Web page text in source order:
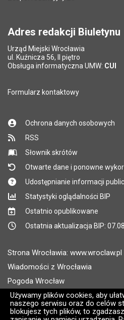
Używamy plików cookies, aby
naszego serwisu oraz do celów
blokujesz tych plików, to
Pytanie antyspamowe
*
Pole wymagane
Adres redakcji Biuletynu
Urząd Miejski Wrocławia
ul. Kuźnicza 56, II piętro
Obsługa informatyczna UMW: CUI
Formularz kontaktowy
Ochrona danych osobowych
RSS
Słownik skrótów
Otwarte dane i ponowne
Udostępnianie informacji
Statystyki oglądalności BIP
Ostatnio opublikowane
Ostatnia aktualizacja BIP:
Strona Wrocławia: www.wroclaw.pl
Wiadomości z Wrocławia
Pogoda Wrocław
Rozkłady jazdy MPK Wrocław
Administratorem wroclaw.pl jest: